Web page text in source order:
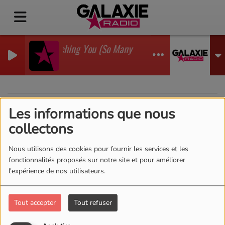
Les informations que nous
collectons
Nous utilisons des cookies pour fournir les services et les
fonctionnalités proposés sur notre site et pour améliorer
l'expérience de nos utilisateurs.
Tout accepter Tout refuser
I'm Watching You (So Many Times) (Sean Finn
GADJO